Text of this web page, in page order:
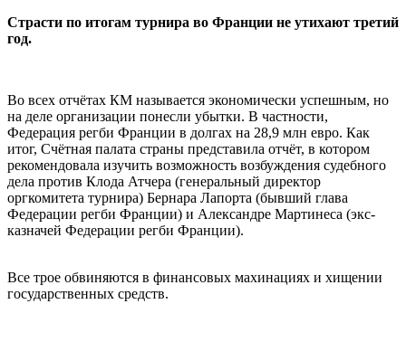
Страсти по итогам турнира во Франции не утихают третий
год.
Во всех отчётах КМ называется экономически успешным, но
на деле организации понесли убытки. В частности,
Федерация регби Франции в долгах на 28,9 млн евро. Как
итог, Счётная палата страны представила отчёт, в котором
рекомендовала изучить возможность возбуждения судебного
дела против Клода Атчера (генеральный директор
оргкомитета турнира) Бернара Лапорта (бывший глава
Федерации регби Франции) и Александре Мартинесa (экс-
казначей Федерации регби Франции).
Все трое обвиняются в финансовых махинациях и хищении
государственных средств.